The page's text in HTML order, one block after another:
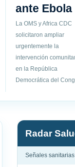
ante Ebola
La OMS y Africa CDC
solicitaron ampliar
urgentemente la
intervención
en la República
Democrática del
Radar
Señales